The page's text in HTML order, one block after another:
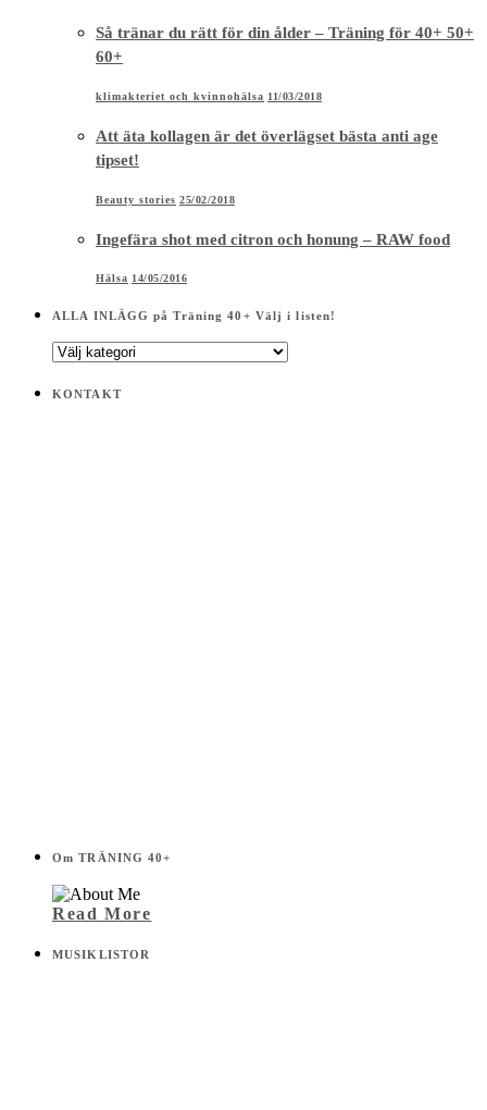
Så tränar du rätt för din ålder – Träning för 40+ 50+
60+
klimakteriet och kvinnohälsa 11/03/2018
Att äta kollagen är det överlägset bästa anti age
tipset!
Beauty stories 25/02/2018
Ingefära shot med citron och honung – RAW food
Hälsa 14/05/2016
ALLA INLÄGG på Träning 40+ Välj i listen!
ALLA
på
KONTAKT
Om TRÄNING 40+
Read More
MUSIKLISTOR